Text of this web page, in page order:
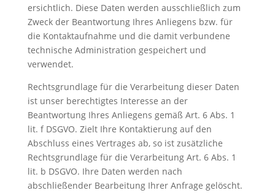
ersichtlich. Diese Daten werden ausschließlich zum
Zweck der Beantwortung Ihres Anliegens bzw. für
die Kontaktaufnahme und die damit verbundene
technische Administration gespeichert und
verwendet.
Rechtsgrundlage für die Verarbeitung dieser Daten
ist unser berechtigtes Interesse an der
Beantwortung Ihres Anliegens gemäß Art. 6 Abs. 1
lit. f DSGVO. Zielt Ihre Kontaktierung auf den
Abschluss eines Vertrages ab, so ist zusätzliche
Rechtsgrundlage für die Verarbeitung Art. 6 Abs. 1
lit. b DSGVO. Ihre Daten werden nach
abschließender Bearbeitung Ihrer Anfrage gelöscht.